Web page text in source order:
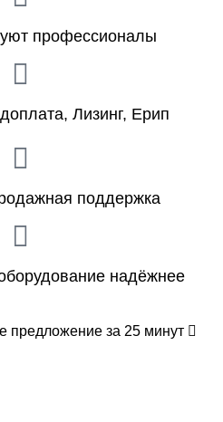
профессионалы
Лизинг, Ерип
поддержка
надёжнее
предложение за 25 минут